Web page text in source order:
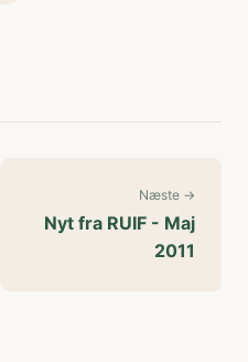
Næste →
Nyt fra RUIF - Maj
2011